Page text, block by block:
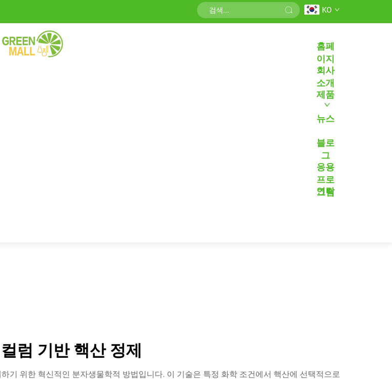
KO
홈페
이지
회사
소개
제품
뉴스
블로
그
응용
프로
그램
연락
럼 기반 핵산 정제
기 위한 혁신적인 분자생물학적 방법입니다. 이 기술은 특정 화학 조건에서 핵산에 선택적으로